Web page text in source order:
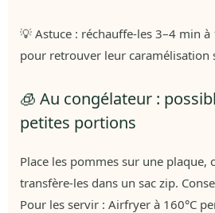
💡 Astuce : réchauffe-les 3–4 min à
pour retrouver leur caramélisation
🧊 Au congélateur :
petites portions
Place les pommes sur une plaque,
transfère-les dans un sac zip.
Pour les servir : Airfryer à 160°C